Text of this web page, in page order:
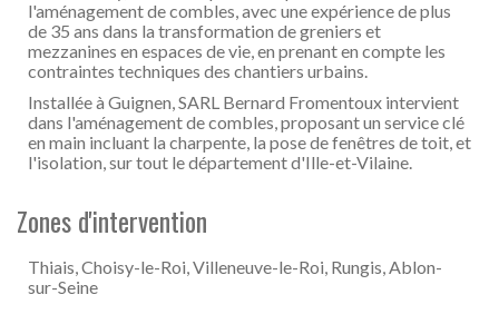
l'aménagement de combles, avec une expérience de plus
de 35 ans dans la transformation de greniers et
mezzanines en espaces de vie, en prenant en compte les
contraintes techniques des chantiers urbains.
Installée à Guignen, SARL Bernard Fromentoux intervient
dans l'aménagement de combles, proposant un service clé
en main incluant la charpente, la pose de fenêtres de toit, et
l'isolation, sur tout le département d'Ille-et-Vilaine.
Zones d'intervention
Thiais, Choisy-le-Roi, Villeneuve-le-Roi, Rungis, Ablon-
sur-Seine